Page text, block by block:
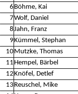
6 Böhme, Kai
7Wolf, Daniel
8Jahn, Franz
9Kümmel, Stephan
10Mutzke, Thomas
11 Hempel, Bärbel
12Knöfel, Detlef
13 Reuschel, Mike